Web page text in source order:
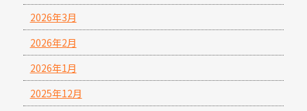
2026年3月
2026年2月
2026年1月
2025年12月